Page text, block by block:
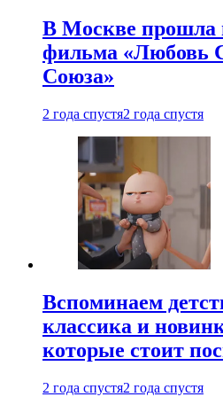
В Москве прошла
фильма «Любовь
Союза»
2 года спустя2 года спустя
Вспоминаем
классика и
которые стоит
2 года спустя2 года спустя